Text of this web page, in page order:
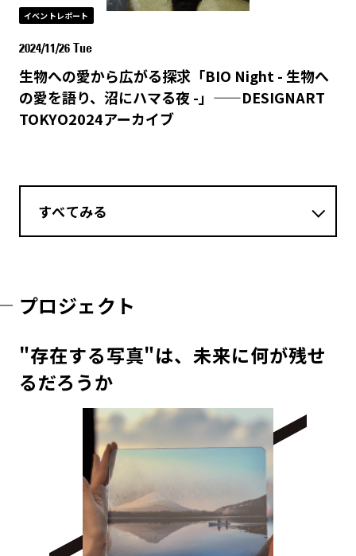
イベントレポート
2024/11/26 Tue
生物への愛から広がる探求「BIO Night - 生物へ
の愛を語り、沼にハマる夜 -」——DESIGNART
TOKYO2024アーカイブ
すべてみる
プロジェクト
"存在する写真"は、未来に何が残せ
るだろうか